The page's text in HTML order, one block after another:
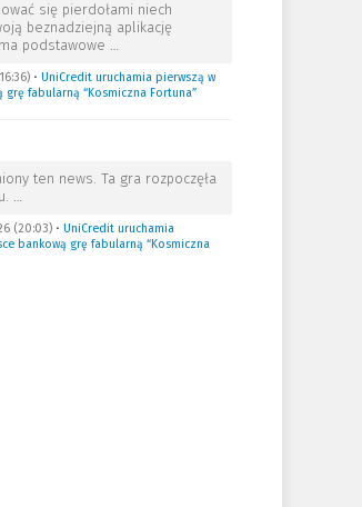
się pierdołami niech
beznadziejną aplikację
podstawowe …
• UniCredit uruchamia pierwszą w
grę fabularną “Kosmiczna Fortuna”
ten news. Ta gra rozpoczęła
…
(20:03)• UniCredit uruchamia
bankową grę fabularną “Kosmiczna